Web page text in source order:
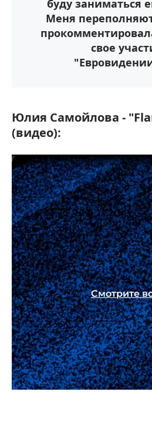
буду заниматься
Меня
свое
Юлия Самойлова -
(видео):